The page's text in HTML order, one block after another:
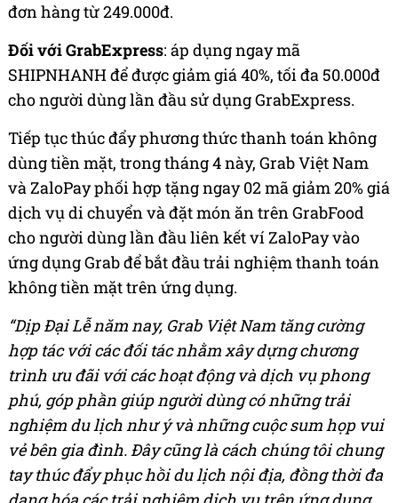
đơn hàng từ 249.000đ.
Đối với GrabExpress: áp dụng ngay mã
SHIPNHANH để được giảm giá 40%, tối đa 50.000đ
cho người dùng lần đầu sử dụng GrabExpress.
Tiếp tục thúc đẩy phương thức thanh toán không
dùng tiền mặt, trong tháng 4 này, Grab Việt Nam
và ZaloPay phối hợp tặng ngay 02 mã giảm 20% giá
dịch vụ di chuyển và đặt món ăn trên GrabFood
cho người dùng lần đầu liên kết ví ZaloPay vào
ứng dụng Grab để bắt đầu trải nghiệm thanh toán
không tiền mặt trên ứng dụng.
“Dịp Đại Lễ năm nay, Grab Việt Nam tăng cường
hợp tác với các đối tác nhằm xây dựng chương
trình ưu đãi với các hoạt động và dịch vụ phong
phú, góp phần giúp người dùng có những trải
nghiệm du lịch như ý và những cuộc sum họp vui
vẻ bên gia đình. Đây cũng là cách chúng tôi chung
tay thúc đẩy phục hồi du lịch nội địa, đồng thời đa